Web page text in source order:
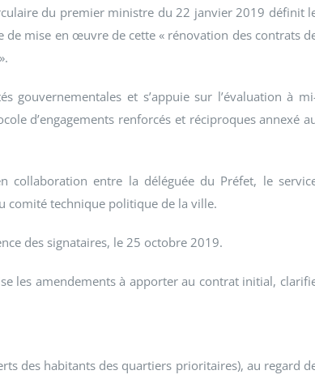
du premier ministre du 22 janvier 2019 définit
de mise en œuvre de cette « rénovation des contrats
gouvernementales et s’appuie sur l’évaluation à
d’engagements renforcés et réciproques annexé
collaboration entre la déléguée du Préfet, le
comité technique politique de la ville.
des signataires, le 25 octobre 2019.
les amendements à apporter au contrat initial,
des habitants des quartiers prioritaires), au regard